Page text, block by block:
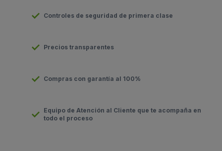
Controles de seguridad de primera clase
Precios transparentes
Compras con garantía al 100%
Equipo de Atención al Cliente que te acompaña en
todo el proceso